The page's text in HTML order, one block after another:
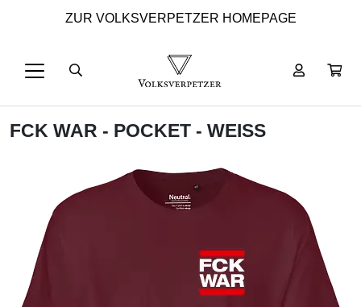
ZUR VOLKSVERPETZER HOMEPAGE
FCK WAR - POCKET - WEISS